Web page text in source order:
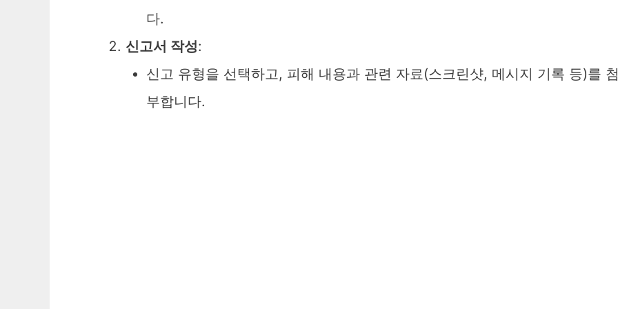
다.
신고서 작성:
신고 유형을 선택하고, 피해 내용과 관련 자료(스크린샷, 메시지 기록 등)를
부합니다.